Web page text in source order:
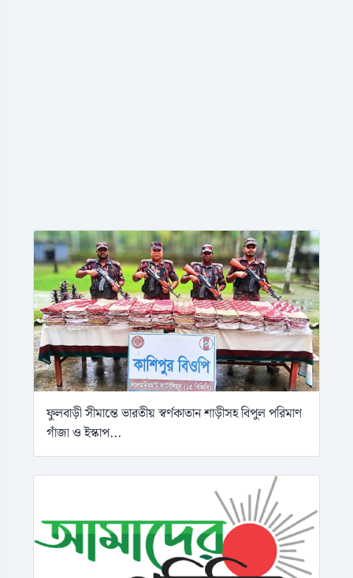
ফুলবাড়ী সীমান্তে ভারতীয় স্বর্ণকাতান শাড়ীসহ বিপুল পরিমাণ
গাঁজা ও ইস্কাপ...